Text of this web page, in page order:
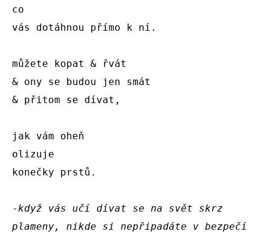
co
vás dotáhnou přímo k ní.
můžete kopat & řvát
& ony se budou jen smát
& přitom se dívat,
jak vám oheň
olizuje
konečky prstů.
-když vás učí dívat se na svět skrz
plameny, nikde si nepřipadáte v bezpečí